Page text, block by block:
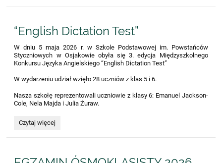
“English Dictation Test”
W dniu 5 maja 2026 r. w Szkole Podstawowej im. Powstańców
Styczniowych w Osjakowie obyła się 3. edycja Międzyszkolnego
Konkursu Języka Angielskiego “English Dictation Test”
W wydarzeniu udział wzięło 28 uczniów z klas 5 i 6.
Nasza szkołę reprezentowali uczniowie z klasy 6: Emanuel Jackson-
Cole, Nela Majda i Julia Żuraw.
“English
Test”
Czytaj więcej